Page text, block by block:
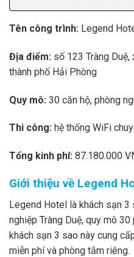
Tên công trình: Legend
Địa điểm: số 123 Tràng Duệ,
thành phố Hải Phòng
Quy mô: 30 căn hộ, phòng
Thi công: hệ thống WiFi
Tổng kinh phí: 87.180.000
Giới thiệu về Legend
Legend Hotel là khách sạn
nghiệp Tràng Duệ, quy mô
khách sạn 3 sao này cung
miễn phí và phòng tắm riêng.